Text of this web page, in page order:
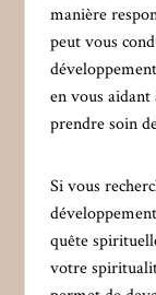
manière
peut vous
en vous
prendre soin
Si vous
quête
votre